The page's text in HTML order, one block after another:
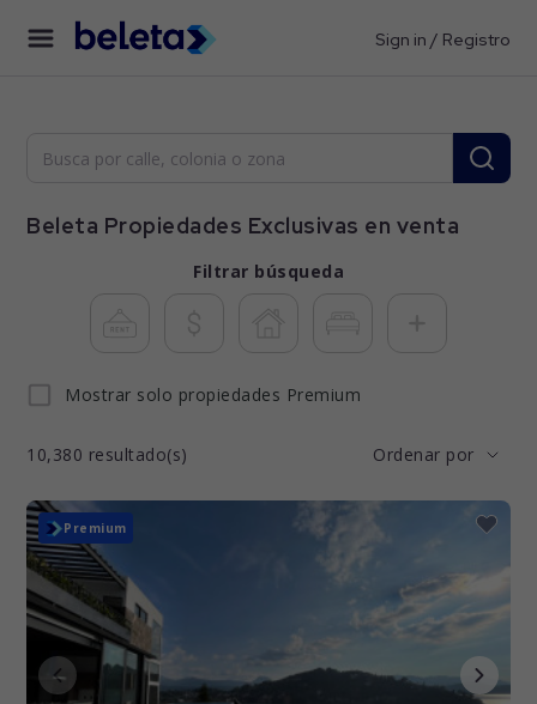
Sign in / Registro
Beleta Propiedades Exclusivas en venta
Filtrar búsqueda
Mostrar solo propiedades Premium
10,380 resultado(s) Ordenar por
Premium